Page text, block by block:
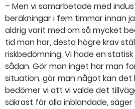
– Men vi samarbetade med
beräkningar i fem timmar innan
aldrig varit med om så mycket
tid man har, desto högre krav
riskbedömning. Vi hade en
sådan. Gör man inget har man
situation, gör man något kan
bedömer vi att vi valde det
säkrast för alla inblandade, säger